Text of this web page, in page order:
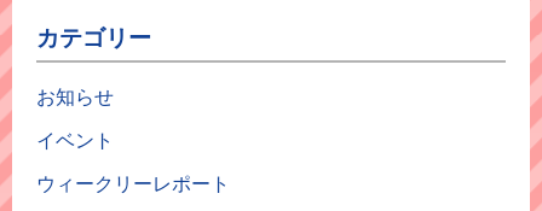
カテゴリー
お知らせ
イベント
ウィークリーレポート